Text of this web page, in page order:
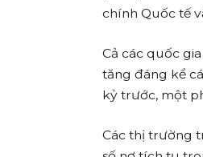
chính Quốc tế
Cả các quốc
tăng đáng kể
kỷ trước, một
Các thị trường